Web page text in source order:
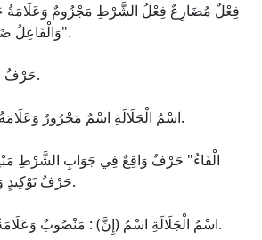
فِعْلٌ مُضَارِعٌ فِعْلُ الشَّرْطِ مَجْزُومٌ وَعَلَامَةُ
وَالْفَاعِلُ".
حَرْفُ جَرٍّ مَبْنِيٌّ عَلَى السُّكُونِ.
اسْمُ الْجَلَالَةِ اسْمٌ مَجْرُورٌ وَعَلَامَةُ جَرِّهِ الْكَسْرَةُ الظَّاهِرَةُ.
الْفَاءُ" حَرْفٌ وَاقِعٌ فِي جَوَابِ الشَّرْطِ
حَرْفُ تَوْكِيدٍ وَنَصْبٍ مَبْنِيٌّ عَلَى الْفَتْحِ.
اسْمُ الْجَلَالَةِ اسْمُ (إِنَّ
) : مَنْصُوبٌ وَعَلَامَةُ نَصْبِهِ الْفَتْحَةُ الظَّاهِرَةُ.